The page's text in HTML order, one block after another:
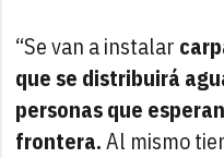
“Se van a instalar
que se distribuirá
personas que
frontera.Al mismo